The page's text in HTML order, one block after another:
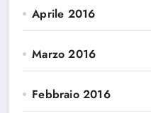
Aprile 2016
Marzo 2016
Febbraio 2016